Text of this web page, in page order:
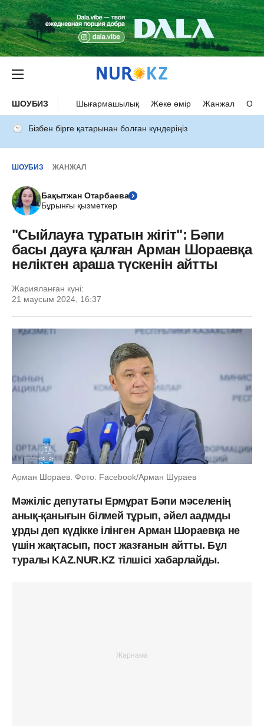
ШОУБИЗ Шығармашылық Жеке өмір Жанжал
Бізбен бірге қатарынан болған күндеріңіз
ШОУБИЗ ЖАНЖАЛ
Бақытжан Отарбаева
Бұрынғы қызметкер
"Сыйлауға тұратын жігіт": Бәпи
басы дауға қалған Арман Шораевқа
неліктен араша түскенін айтты
Жарияланған күні:
21 маусым 2024, 16:37
Арман Шораев. Фото: Facebook/Арман Шураев
Мәжіліс депутаты Ермұрат Бәпи мәселенің
анық-қанығын білмей тұрып, әйел аадмды
ұрды деп күдікке ілінген Арман Шораевқа не
үшін жақтасып, пост жазғанын айтты. Бұл
туралы KAZ.NUR.KZ тілшісі хабарлайды.